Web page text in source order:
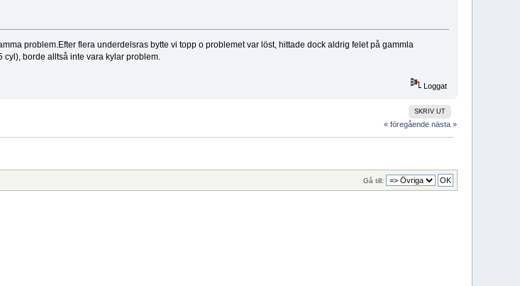
problem.Efter flera underdelsras bytte vi topp o problemet var löst, hittade dock aldrig felet på gammla
borde alltså inte vara kylar problem.
Loggat
SKRIV UT
« föregående nästa »
Gå till: